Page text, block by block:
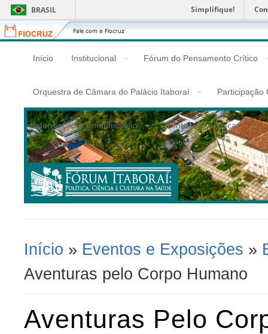
BRASIL Simplifique!
Fiocruz
Fale
com
Fiocruz
Início Institucional Fórum do Pensamento Crítico
Orquestra de Câmara do Palácio Itaboraí Participação
Informação e Comunicação Contato Busca
Você Está Aqui
Início » Eventos e Exposições »
Aventuras pelo Corpo Humano
Aventuras Pelo